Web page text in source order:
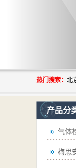
热门搜索：
产品分
气体
梅思